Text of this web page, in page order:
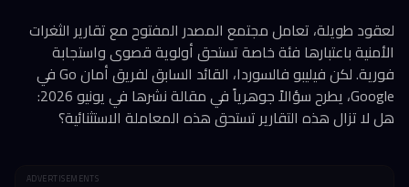
لعقود طويلة، تعامل مجتمع المصدر المفتوح مع تقارير الثغرات
الأمنية باعتبارها فئة خاصة تستحق أولوية قصوى واستجابة
فورية. لكن فيليبو فالسوردا، القائد السابق لفريق أمان Go في
Google، يطرح سؤالاً جوهرياً في مقالة نشرها في يونيو 2026:
هل لا تزال هذه التقارير تستحق هذه المعاملة الاستثنائية؟
ADVERTISEMENTS